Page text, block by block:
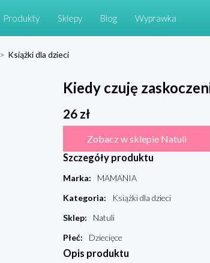
Produkty Sklepy Blog Wyprawka
> Książki dla dzieci
Kiedy czuję
26zł
Zobacz w sklepie Natuli
Szczegóły produktu
Marka:
MAMANIA
Kategoria:
Książki dla dzieci
Sklep:
Natuli
Płeć: Dziecięce
Opis produktu